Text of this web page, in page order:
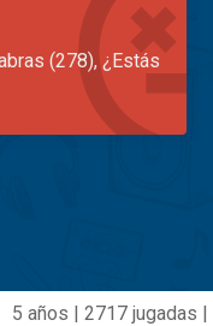
(278), ¿Estás
5 años | 2717 jugadas |